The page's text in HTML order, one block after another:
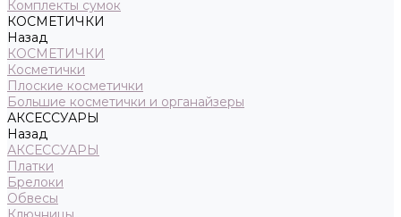
Комплекты сумок
КОСМЕТИЧКИ
Назад
КОСМЕТИЧКИ
Косметички
Плоские косметички
Большие косметички и органайзеры
АКСЕССУАРЫ
Назад
АКСЕССУАРЫ
Платки
Брелоки
Обвесы